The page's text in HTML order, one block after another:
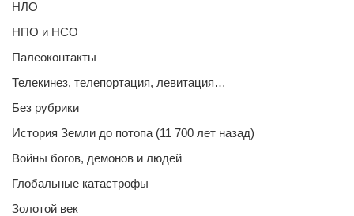
НЛО
НПО и НСО
Палеоконтакты
Телекинез, телепортация, левитация…
Без рубрики
История Земли до потопа (11 700 лет назад)
Войны богов, демонов и людей
Глобальные катастрофы
Золотой век